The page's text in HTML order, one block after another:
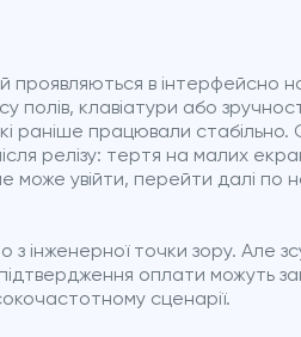
проявляються в інтерфейсно
полів, клавіатури або
раніше працювали
релізу: тертя на малих
увійти, перейти далі по
з інженерної точки зору. Але
оплати можуть
сценарії.